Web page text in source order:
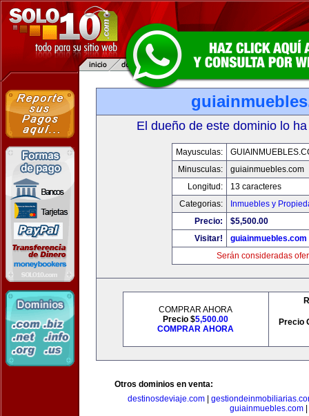
El dueño de este dominio lo
Mayusculas:
Minusculas:
guiainmuebles.com
Longitud:
13 caracteres
Categorias:
Inmuebles y
Precio:
$5,500.00
Visitar!
guiainmuebles.com
Serán consideradas
COMPRAR AHORA
Precio $5,500.00
COMPRAR AHORA
Precio
Otros dominios en venta:
destinosdeviaje.com|
guiainmuebles.com|